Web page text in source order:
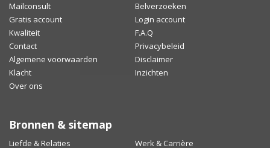
Mailconsult
Belverzoeken
Gratis account
Login account
Kwaliteit
F.A.Q
Contact
Privacybeleid
Algemene voorwaarden
Disclaimer
Klacht
Inzichten
Over ons
Bronnen & sitemap
Liefde & Relaties Werk & Carrière